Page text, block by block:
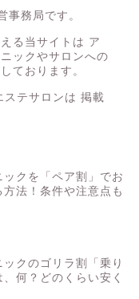
事務局です。
る当サイトは ア
ックやサロンへの
ております。
テサロンは 掲載
ックを「ペア割」でお
法！条件や注意点も
ックのゴリラ割「乗り
何？どのくらい安く